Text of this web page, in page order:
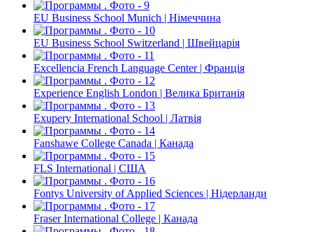
EU Business School Munich | Німеччина
EU Business School Switzerland | Швейцарія
Excellencia French Language Center | Франція
Experience English London | Велика Британія
Exupery International School | Латвія
Fanshawe College Canada | Канада
FLS International | США
Fontys University of Applied Sciences | Нідерланди
Fraser International College | Канада